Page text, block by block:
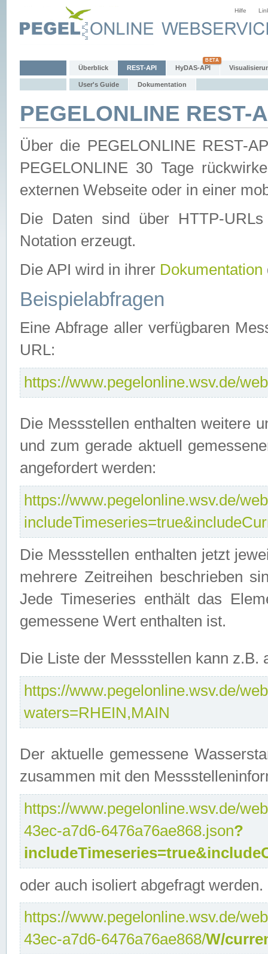
Hilfe
Überblick REST-API HyDAS-API
User's Guide Dokumentation
PEGELONLINE REST-
Über die PEGELONLINE REST-
PEGELONLINE 30 Tage
externen Webseite oder in einer
Die Daten sind über HTTP-
Notation erzeugt.
Die API wird in ihrer Dokumentation
Beispielabfragen
Eine Abfrage aller verfügbaren
URL:
https://www.pegelonline.wsv.de/
Die Messstellen enthalten weitere
und zum gerade aktuell
angefordert werden:
https://www.pegelonline.wsv.de/
Die Messstellen enthalten jetzt
mehrere Zeitreihen beschrieben
Jede Timeseries enthält das
gemessene Wert enthalten ist.
Die Liste der Messstellen kann
https://www.pegelonline.wsv.de/
waters=RHEIN,MAIN
Der aktuelle gemessene
zusammen mit den
https://www.pegelonline.wsv.de/
43ec-a7d6-6476a76ae868.json?
oder auch isoliert abgefragt werden.
https://www.pegelonline.wsv.de/
43ec-a7d6-6476a76ae868/W/